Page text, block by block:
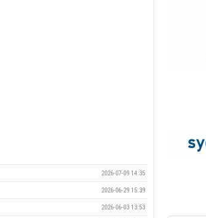
2026-07-09 14:35
2026-06-29 15:39
2026-06-03 13:53